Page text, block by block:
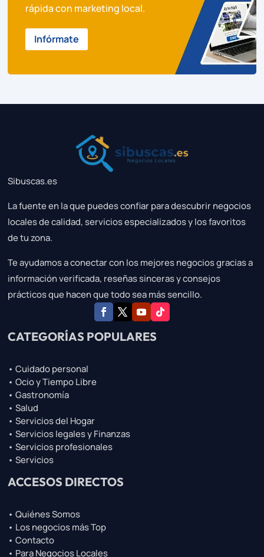
rápida con marketing local.
Infórmate
Sibuscas.es
La fuente en la que puedes confiar para descubrir negocios
locales de calidad, servicios especializados y los favoritos
de tu zona.
Te ayudamos a conectar con los mejores negocios gracias a
información verificada, reseñas sinceras y consejos
prácticos que hacen que todo sea más sencillo.
CATEGORÍAS POPULARES
• Cuidado personal
• Ocio y Tiempo Libre
• Gastronomía
• Salud
• Servicios del Hogar
• Servicios legales y Finanzas
• Servicios profesionales
• Servicios
ACCESOS DIRECTOS
• Quiénes Somos
• Los negocios más Top
• Contacto
• Para Negocios Locales